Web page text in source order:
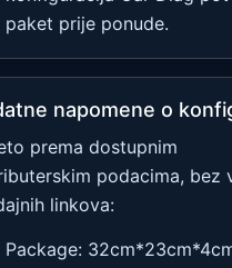
paket prije ponude.
napomene o
prema dostupnim
podacima, bez
linkova:
Package: